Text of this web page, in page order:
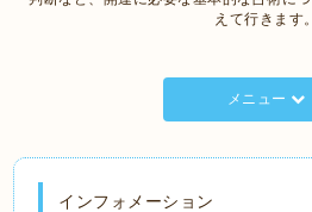
えて行きます。
メニュー
インフォメーション